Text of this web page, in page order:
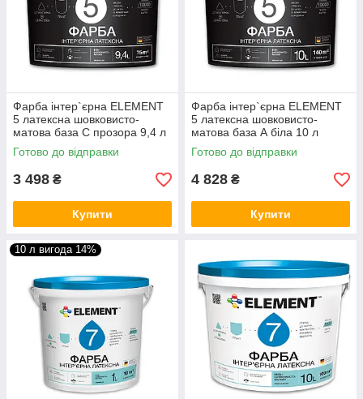
Фарба інтер`єрна ELEMENT
5 латексна шовковисто-
матова база C прозора 9,4 л
Готово до відправки
3 498 ₴
Купити
Фарба інтер`єрна ELEMENT
5 латексна шовковисто-
матова база А біла 10 л
Готово до відправки
4 828 ₴
Купити
10 л вигода 14%